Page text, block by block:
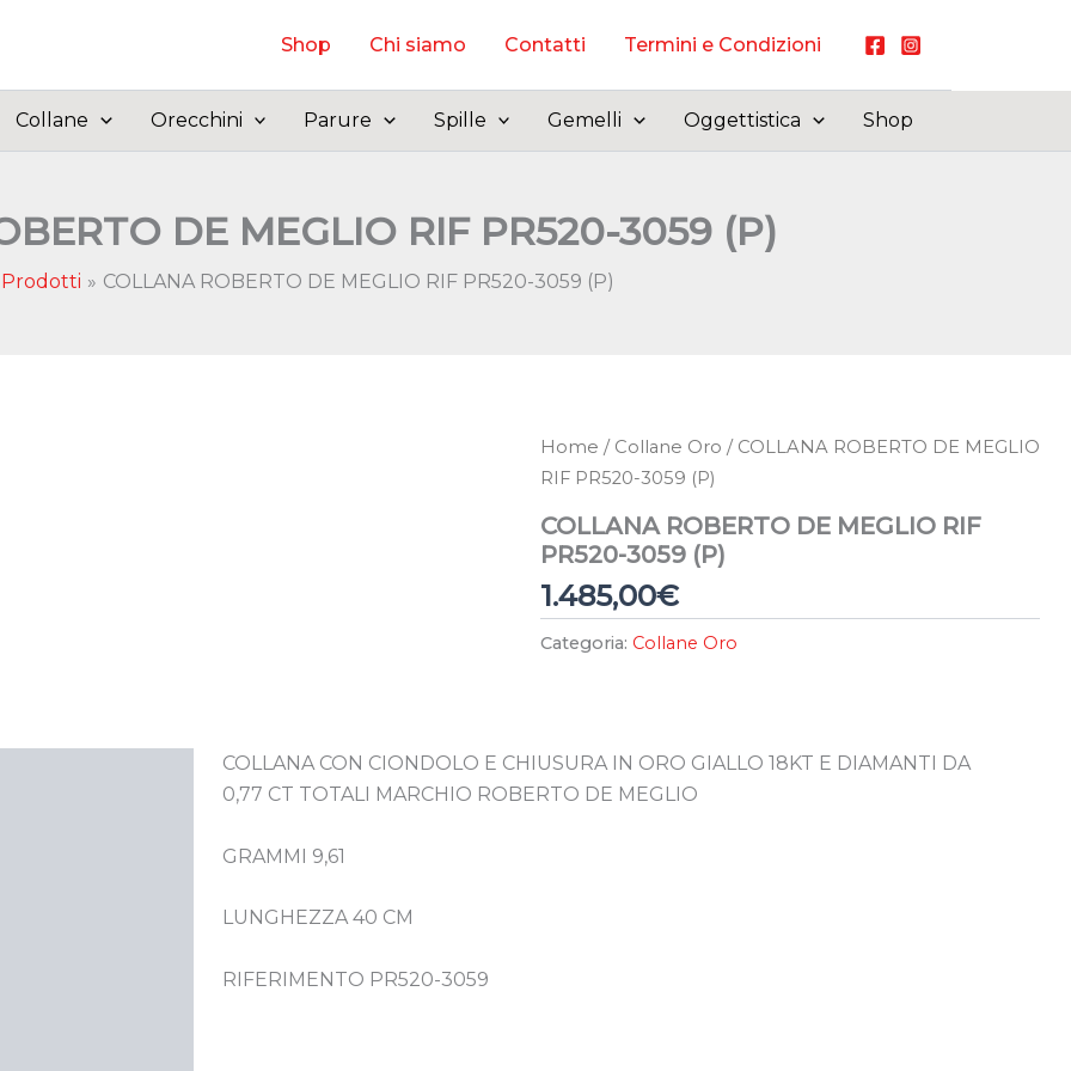
Shop Chi siamo Contatti Termini e Condizioni
Collane Orecchini Parure Spille Gemelli Oggettistica Shop
DE MEGLIO RIF PR520-3059 (P)
Prodotti COLLANA ROBERTO DE MEGLIO RIF PR520-3059 (P)
Home / Collane Oro / COLLANA ROBERTO DE MEGLIO
RIF PR520-3059 (P)
COLLANA ROBERTO DE MEGLIO RIF
PR520-3059 (P)
1.485,00€
Categoria: Collane Oro
COLLANA CON CIONDOLO E CHIUSURA IN ORO GIALLO 18KT E DIAMANTI DA
0,77 CT TOTALI MARCHIO ROBERTO DE MEGLIO
GRAMMI 9,61
LUNGHEZZA 40 CM
RIFERIMENTO PR520-3059